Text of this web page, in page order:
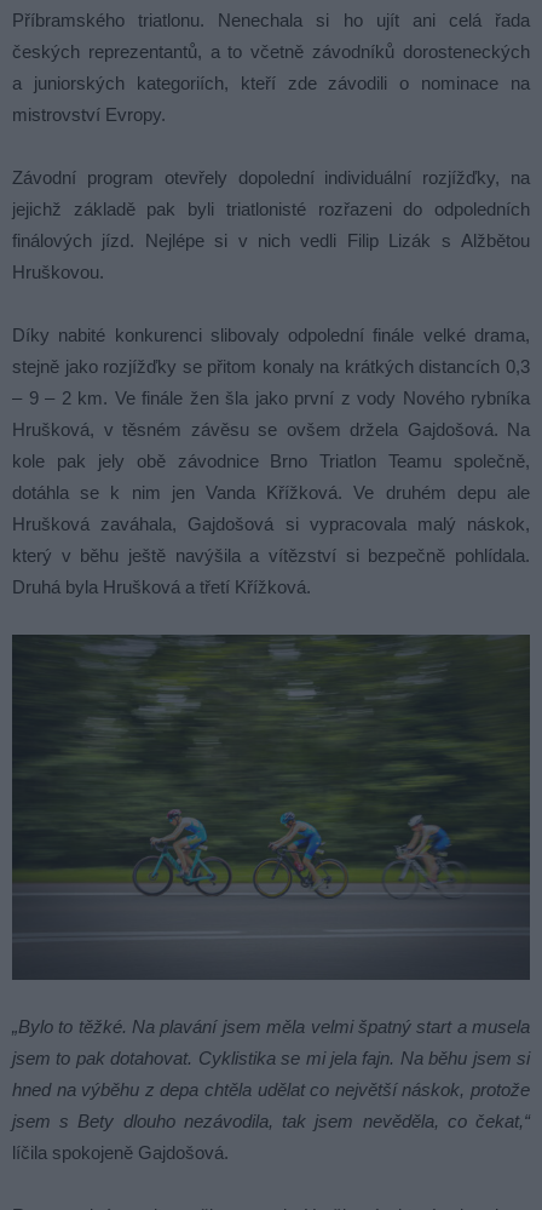
Příbramského triatlonu. Nenechala si ho ujít ani celá řada
českých reprezentantů, a to včetně závodníků dorosteneckých
a juniorských kategoriích, kteří zde závodili o nominace na
mistrovství Evropy.
Závodní program otevřely dopolední individuální rozjížďky, na
jejichž základě pak byli triatlonisté rozřazeni do odpoledních
finálových jízd. Nejlépe si v nich vedli Filip Lizák s Alžbětou
Hruškovou.
Díky nabité konkurenci slibovaly odpolední finále velké drama,
stejně jako rozjížďky se přitom konaly na krátkých distancích 0,3
– 9 – 2 km. Ve finále žen šla jako první z vody Nového rybníka
Hrušková, v těsném závěsu se ovšem držela Gajdošová. Na
kole pak jely obě závodnice Brno Triatlon Teamu společně,
dotáhla se k nim jen Vanda Křížková. Ve druhém depu ale
Hrušková zaváhala, Gajdošová si vypracovala malý náskok,
který v běhu ještě navýšila a vítězství si bezpečně pohlídala.
Druhá byla Hrušková a třetí Křížková.
„Bylo to těžké. Na plavání jsem měla velmi špatný start a musela
jsem to pak dotahovat. Cyklistika se mi jela fajn. Na běhu jsem si
hned na výběhu z depa chtěla udělat co největší náskok, protože
jsem s Bety dlouho nezávodila, tak jsem nevěděla, co čekat,“
líčila spokojeně Gajdošová.